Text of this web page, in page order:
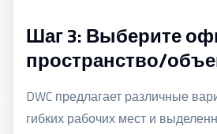
Шаг 3: Выберите
пространство/
DWC предлагает различные
гибких рабочих мест и